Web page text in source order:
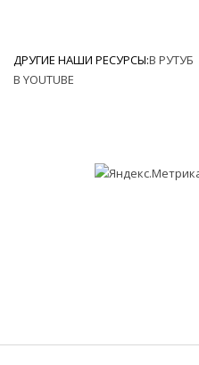
ДРУГИЕ НАШИ РЕСУРСЫ:В РУТУБ
В YOUTUBE